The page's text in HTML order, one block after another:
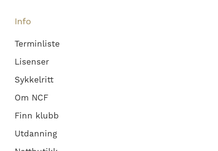
Info
Terminliste
Lisenser
Sykkelritt
Om NCF
Finn klubb
Utdanning